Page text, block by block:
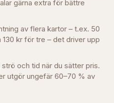
gärna extra för bättre
av flera kartor – t.ex. 50
kr för tre – det driver upp
och tid när du sätter pris.
utgör ungefär 60–70 % av